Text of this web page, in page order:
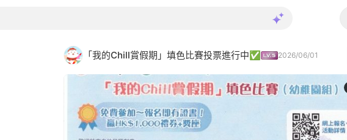
「我的Chill賞假期」填色比賽投票進行中✅ 2026/06/01